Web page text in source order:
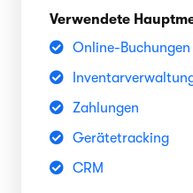
Verwendete
Online-Buchungen
Zahlungen
Gerätetracking
CRM